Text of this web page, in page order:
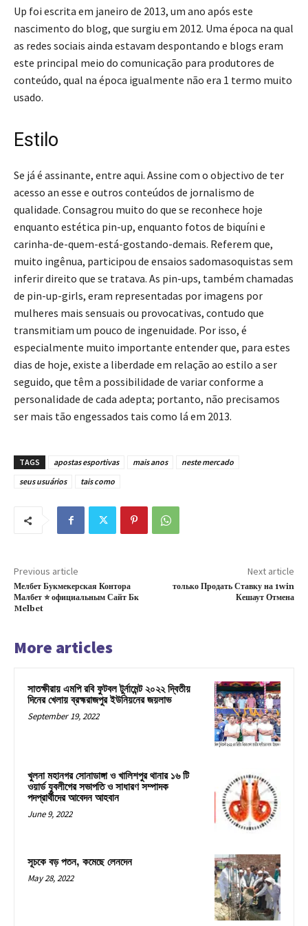
Up foi escrita em janeiro de 2013, um ano após este
nascimento do blog, que surgiu em 2012. Uma época na qual
as redes sociais ainda estavam despontando e blogs eram
este principal meio do comunicação para produtores de
conteúdo, qual na época igualmente não era 1 termo muito
usado.
Estilo
Se já é assinante, entre aqui. Assine com o objectivo de ter
acesso an esse e outros conteúdos de jornalismo de
qualidade. Consagrou muito do que se reconhece hoje
enquanto estética pin-up, enquanto fotos de biquíni e
carinha-de-quem-está-gostando-demais. Referem que,
muito ingênua, participou de ensaios sadomasoquistas sem
inferir direito que se tratava. As pin-ups, também chamadas
de pin-up-girls, eram representadas por imagens por
mulheres mais sensuais ou provocativas, contudo que
transmitiam um pouco de ingenuidade. Por isso, é
especialmente muito importante entender que, para estes
dias de hoje, existe a liberdade em relação ao estilo a ser
seguido, que têm a possibilidade de variar conforme a
personalidade de cada adepta; portanto, não precisamos
ser mais tão engessados tais como lá em 2013.
TAGS apostas esportivas mais anos
neste mercado
seus usuários
tais como
Previous article
Мелбет Букмекерская Контора
Малбет ⭐ официальным Сайт Бк
Melbet
Next article
только Продать Ставку на 1win
Кешаут Отмена
More articles
সাতক্ষীরায় এমপি রবি ফুটবল টুর্নামেন্ট ২০২২ দ্বিতীয়
দিনের খেলায় ব্রহ্মরাজপুর ইউনিয়নের জয়লাভ
September 19, 2022
খুলনা মহানগর সোনাডাঙ্গা ও খালিশপুর থানার ১৬ টি
ওয়ার্ড যুবলীগের সভাপতি ও সাধারণ সম্পাদক
পদপ্রার্থীদের আবেদন আহবান
June 9, 2022
সূচকে বড় পতন, কমেছে লেনদেন
May 28, 2022